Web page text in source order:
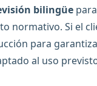
bilingüe
normativo. Si el
para
al uso